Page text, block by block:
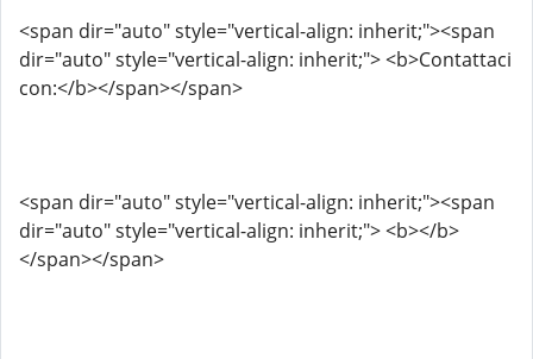
<span dir="auto" style="vertical-align: inherit;"><span
dir="auto" style="vertical-align: inherit;"> <b>Contattaci
con:</b></span></span>
<span dir="auto" style="vertical-align: inherit;"><span
dir="auto" style="vertical-align: inherit;"> <b></b>
</span></span>